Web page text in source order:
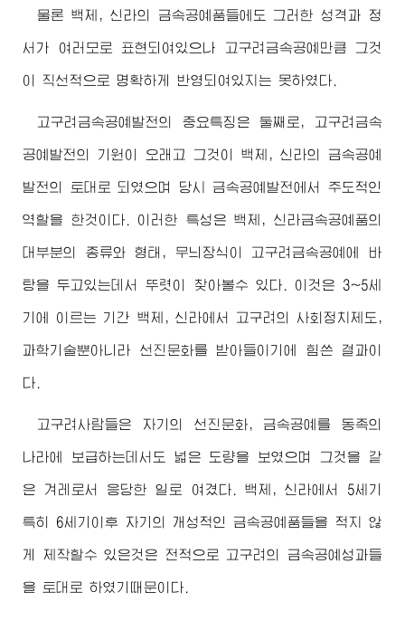
물론 백제, 신라의 금속공예품들에도 그러한 성격과 정
서가 여러모로 표현되여있으나 고구려금속공예만큼 그것
이 직선적으로 명확하게 반영되여있지는 못하였다.
고구려금속공예발전의 중요특징은 둘째로, 고구려금속
공예발전의 기원이 오래고 그것이 백제, 신라의 금속공예
발전의 토대로 되였으며 당시 금속공예발전에서 주도적인
역할을 한것이다. 이러한 특성은 백제, 신라금속공예품의
대부분의 종류와 형태, 무늬장식이 고구려금속공예에 바
탕을 두고있는데서 뚜렷이 찾아볼수 있다. 이것은 3~5세
기에 이르는 기간 백제, 신라에서 고구려의 사회정치제도,
과학기술뿐아니라 선진문화를 받아들이기에 힘쓴 결과이
다.
고구려사람들은 자기의 선진문화, 금속공예를 동족의
나라에 보급하는데서도 넓은 도량을 보였으며 그것을 같
은 겨레로서 응당한 일로 여겼다. 백제, 신라에서 5세기
특히 6세기이후 자기의 개성적인 금속공예품들을 적지 않
게 제작할수 있은것은 전적으로 고구려의 금속공예성과들
을 토대로 하였기때문이다.